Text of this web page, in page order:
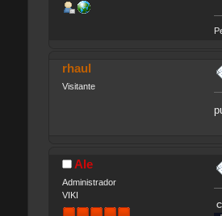
rhaul
Visitante
Ale
Administrador
VIKI